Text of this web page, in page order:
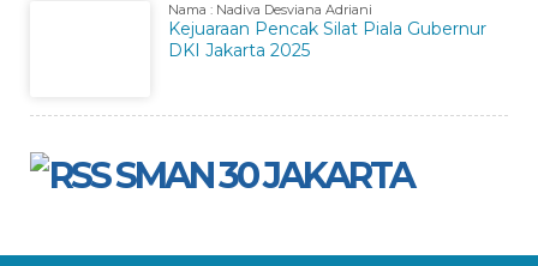
Nama : Nadiva Desviana Adriani
Kejuaraan Pencak Silat Piala Gubernur
DKI Jakarta 2025
SMAN 30 JAKARTA